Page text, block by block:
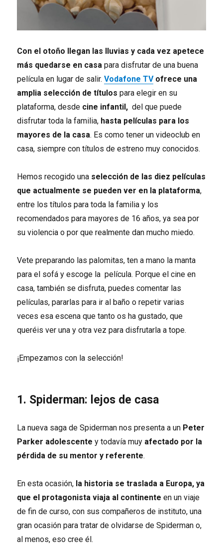
Con el otoño llegan las lluvias y cada vez apetece
más quedarse en casa para disfrutar de una buena
película en lugar de salir.Vodafone TVofrece una
amplia selección de títulos para elegir en su
plataforma, desde cine infantil, del que puede
disfrutar toda la familia, hasta películas para los
mayores de la casa. Es como tener un videoclub en
casa, siempre con títulos de estreno muy conocidos.
Hemos recogido una selección de las diez películas
que actualmente se pueden ver en la plataforma,
entre los títulos para toda la familia y los
recomendados para mayores de 16 años, ya sea por
su violencia o por que realmente dan mucho miedo.
Vete preparando las palomitas, ten a mano la manta
para el sofá y escoge la película. Porque el cine en
casa, también se disfruta, puedes comentar las
películas, pararlas para ir al baño o repetir varias
veces esa escena que tanto os ha gustado, que
queréis ver una y otra vez para disfrutarla a tope.
¡Empezamos con la selección!
1. Spiderman: lejos de casa
La nueva saga de Spiderman nos presenta a un Peter
Parker adolescente y todavía muy afectado por la
pérdida de su mentor y referente.
En esta ocasión, la historia se traslada a Europa, ya
que el protagonista viaja al continente en un viaje
de fin de curso, con sus compañeros de instituto, una
gran ocasión para tratar de olvidarse de Spiderman o,
al menos, eso cree él.